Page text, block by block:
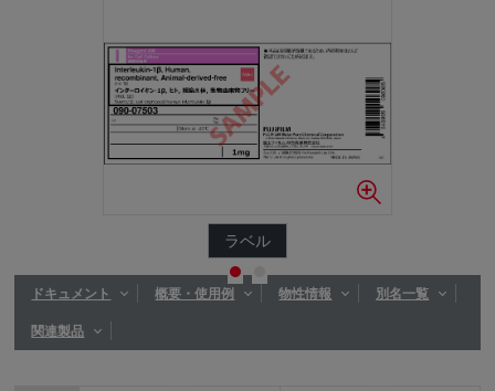
ラベル
ドキュメント 概要・使用例 物性情報 別名一覧
関連製品